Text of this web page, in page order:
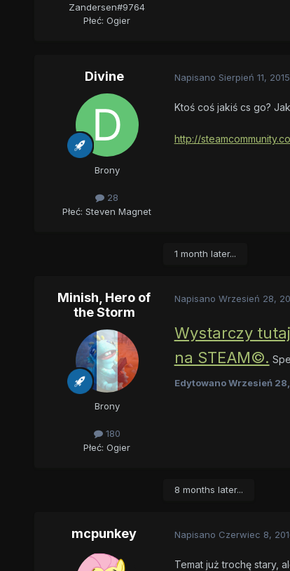
Zandersen#9764
Płeć: Ogier
Divine
Brony
28
Płeć: Steven Magnet
Napisano Sierpień 11, 2015
Ktoś coś jakiś cs go?
http://
1 month later...
Minish, Hero of
the Storm
Brony
180
Płeć: Ogier
Napisano Wrzesień 28,
Wystarczy
na STEAM©.
EdytowanoWrzesień
8 months later...
mcpunkey Napisano Czerwiec 8,
Temat już trochę stary,